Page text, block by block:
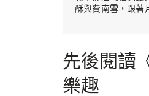
酥與費南雪，跟著
先後閱讀
樂趣